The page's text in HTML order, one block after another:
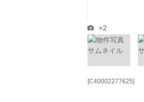
×2
[C40002277625]